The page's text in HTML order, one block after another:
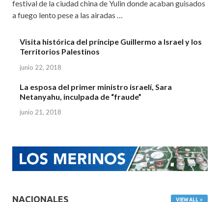
festival de la ciudad china de Yulin donde acaban guisados
a fuego lento pese a las airadas …
Visita histórica del príncipe Guillermo a Israel y los
Territorios Palestinos
junio 22, 2018
La esposa del primer ministro israelí, Sara
Netanyahu, inculpada de “fraude”
junio 21, 2018
NACIONALES VIEW ALL